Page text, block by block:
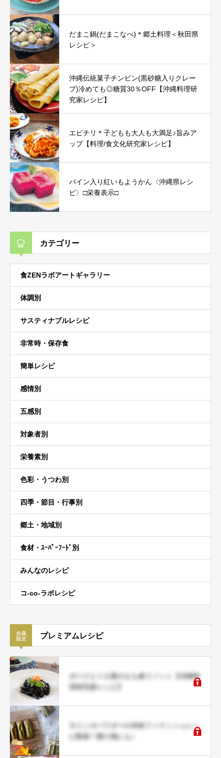
だまこ鍋(だまこなべ)＊郷土料理＜秋田県
レシピ＞
沖縄伝統菓子チンビン(黒砂糖入りクレー
プ)冷めても◎糖質30％OFF【沖縄料理研
究家レシピ】
エビチリ＊子どもも大人も大満足♪旨みア
ップ【料理/食文化研究家レシピ】
パイン入り紅いもようかん〈沖縄県レシ
ピ〉□栄養表示□
カテゴリー
食ZENラボアートギャラリー
体調別
サスティナブルレシピ
非常時・保存食
簡単レシピ
感情別
五感別
対象者別
栄養素別
色彩・うつわ別
四季・節目・行事別
郷土・地域別
食材・ｽｰﾊﾟｰﾌｰﾄﾞ別
みんなのレシピ
コ-co-ラボレシピ
プレミアムレシピ
ポークとイカ墨のもち麦リゾット【沖縄料
理研究家レシピ】
モリンガパウダーの米粉フィナンシェレシ
ピ動画＊贈り物にも♪